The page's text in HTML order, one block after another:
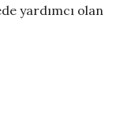
yardımcı olan